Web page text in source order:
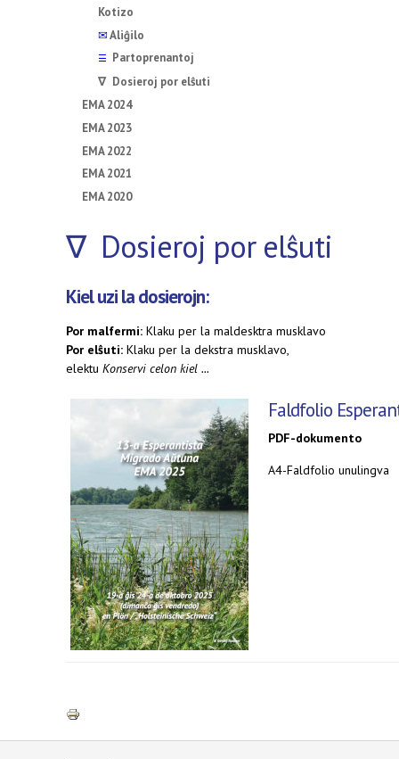
Kotizo
✉Aliĝilo
☰ Partoprenantoj
∇ Dosieroj por elŝuti
EMA 2024
EMA 2023
EMA 2022
EMA 2021
EMA 2020
∇ Dosieroj por elŝuti
Kiel uzi la dosierojn:
Por malfermi: Klaku per la maldesktra musklavo
Por elŝuti: Klaku per la dekstra musklavo,
elektu Konservi celon kiel ...
Faldfolio
PDF-dokumento
A4-Faldfolio unulingva